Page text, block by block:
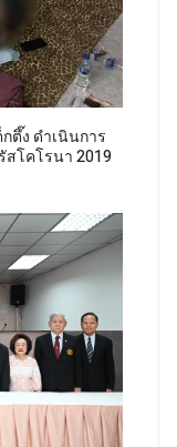
ตึ๊ง ดำเนินการ
สโคโรนา 2019